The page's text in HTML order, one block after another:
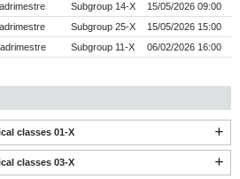
Subgroup 14-X
15/05/2026 09:00
Subgroup 25-X
15/05/2026 15:00
Subgroup 11-X 06/02/2026 16:00
classes 01-X
classes 03-X